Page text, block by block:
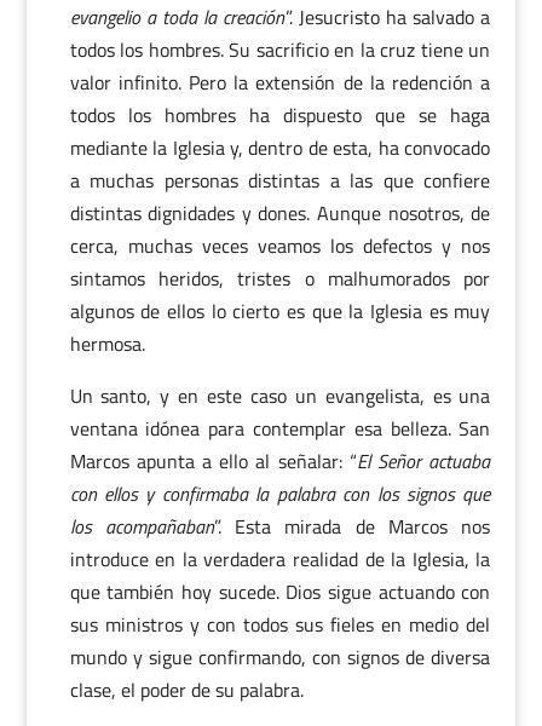
evangelio a toda la creación”. Jesucristo ha salvado a
todos los hombres. Su sacrificio en la cruz tiene un
valor infinito. Pero la extensión de la redención a
todos los hombres ha dispuesto que se haga
mediante la Iglesia y, dentro de esta, ha convocado
a muchas personas distintas a las que confiere
distintas dignidades y dones. Aunque nosotros, de
cerca, muchas veces veamos los defectos y nos
sintamos heridos, tristes o malhumorados por
algunos de ellos lo cierto es que la Iglesia es muy
hermosa.
Un santo, y en este caso un evangelista, es una
ventana idónea para contemplar esa belleza. San
Marcos apunta a ello al señalar: “El Señor actuaba
con ellos y confirmaba la palabra con los signos que
los acompañaban”. Esta mirada de Marcos nos
introduce en la verdadera realidad de la Iglesia, la
que también hoy sucede. Dios sigue actuando con
sus ministros y con todos sus fieles en medio del
mundo y sigue confirmando, con signos de diversa
clase, el poder de su palabra.